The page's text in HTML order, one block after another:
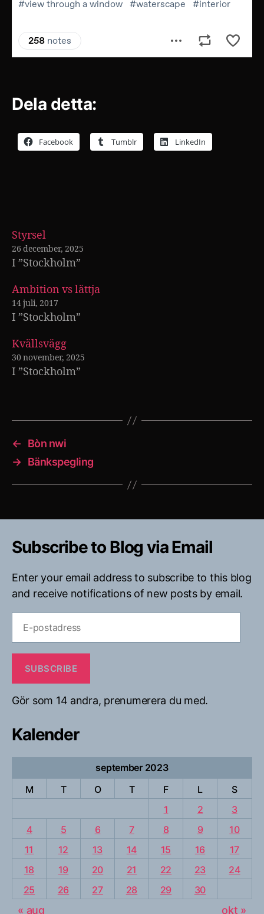
Dela detta:
Facebook Tumblr LinkedIn
Styrsel
26 december, 2025
I ”Stockholm”
Ambition vs lättja
14 juli, 2017
I ”Stockholm”
Kvällsvägg
30 november, 2025
I ”Stockholm”
←
Bòn nwi
→ Bänkspegling
Subscribe to Blog via Email
Enter your email address to subscribe to this blog
and receive notifications of new posts by email.
postadress
SUBSCRIBE
Gör som 14 andra, prenumerera du med.
Kalender
september 2023
M
T O T F L
S
1
2
3
4
5 6 7 8 9
10
11
12 13 14 15 16
17
18
19 20 21 22 23
24
25
26 27 28 29 30
« aug okt »